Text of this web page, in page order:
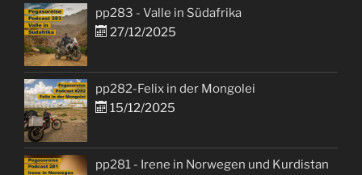
pp283 - Valle in Südafrika
27/12/2025
pp282-Felix in der Mongolei
15/12/2025
pp281 - Irene in Norwegen und Kurdistan